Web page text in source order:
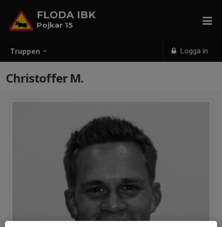
Truppen Logga in
FLODA IBK
Pojkar 15
Christoffer M.